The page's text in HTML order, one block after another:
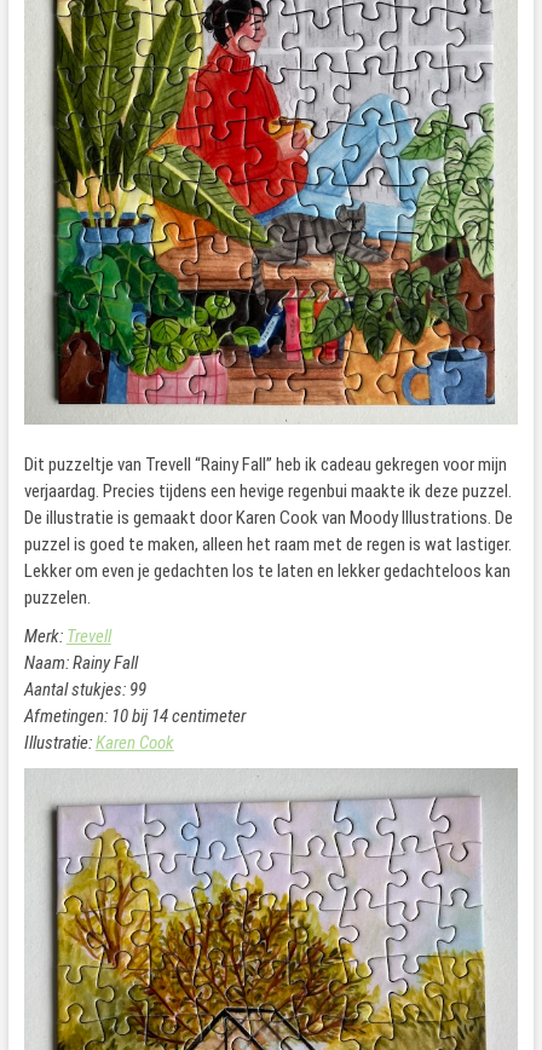
Dit puzzeltje van Trevell “Rainy Fall” heb ik cadeau gekregen voor mijn
verjaardag. Precies tijdens een hevige regenbui maakte ik deze puzzel.
De illustratie is gemaakt door Karen Cook van Moody Illustrations. De
puzzel is goed te maken, alleen het raam met de regen is wat lastiger.
Lekker om even je gedachten los te laten en lekker gedachteloos kan
puzzelen.
Merk: Trevell
Naam: Rainy Fall
Aantal stukjes: 99
Afmetingen: 10 bij 14 centimeter
Illustratie:Karen Cook